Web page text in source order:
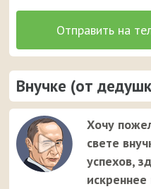
Внучке (от
Хочу
свете
успехов,